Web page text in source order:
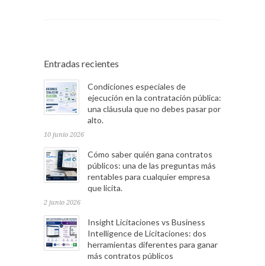
Entradas recientes
Condiciones especiales de
ejecución en la contratación pública:
una cláusula que no debes pasar por
alto.
10 junio 2026
Cómo saber quién gana contratos
públicos: una de las preguntas más
rentables para cualquier empresa
que licita.
2 junio 2026
Insight Licitaciones vs Business
Intelligence de Licitaciones: dos
herramientas diferentes para ganar
más contratos públicos